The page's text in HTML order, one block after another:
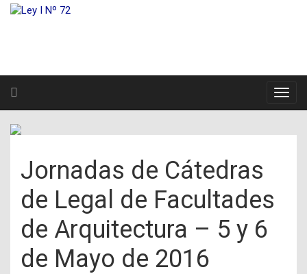
Jornadas de Cátedras
de Legal de Facultades
de Arquitectura – 5 y 6
de Mayo de 2016